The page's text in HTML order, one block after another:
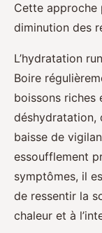
Cette approche
diminution des
L’hydratation
Boire
boissons riches
déshydratation,
baisse de
essoufflement
symptômes, il
de ressentir la
chaleur et à